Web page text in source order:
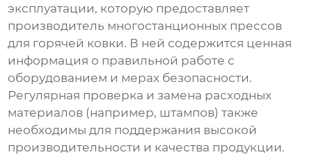
эксплуатации, которую предоставляет
производитель многостанционных прессов
для горячей ковки. В ней содержится ценная
информация о правильной работе с
оборудованием и мерах безопасности.
Регулярная проверка и замена расходных
материалов (например, штампов) также
необходимы для поддержания высокой
производительности и качества продукции.